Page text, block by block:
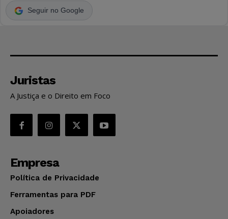
Seguir no Google
Juristas
A Justiça e o Direito em Foco
Empresa
Política de Privacidade
Ferramentas para PDF
Apoiadores